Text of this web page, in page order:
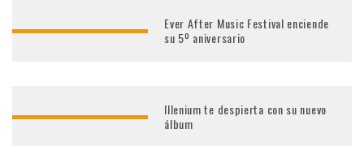
Ever After Music Festival enciende
su 5º aniversario
Illenium te despierta con su nuevo
álbum